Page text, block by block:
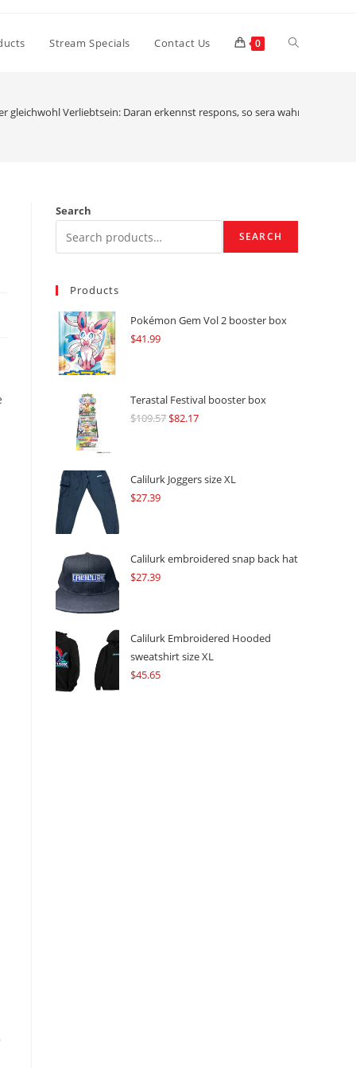
Stream Specials Contact Us 0 Toggle
gleichwohl Verliebtsein: Daran erkennst respons, so sera wahre Hingabe
Search
SEARCH
Products
Pokémon Gem Vol 2 booster box
$41.99
Terastal Festival booster box
$109.57Original
$109.57.
$82.17Current
$82.17.
Calilurk Joggers size XL
$27.39
Calilurk embroidered snap back hat
$27.39
Calilurk Embroidered Hooded
sweatshirt size XL
$45.65